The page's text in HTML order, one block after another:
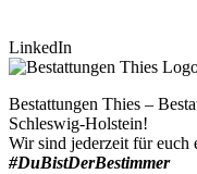
LinkedIn
Bestattungen Thies –
Schleswig-Holstein!
Wir sind jederzeit für euch
#DuBistDerBestimmer